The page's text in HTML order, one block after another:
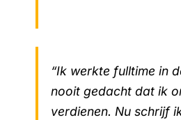
“Ik werkte fulltime in
nooit gedacht dat ik
verdienen. Nu schrijf